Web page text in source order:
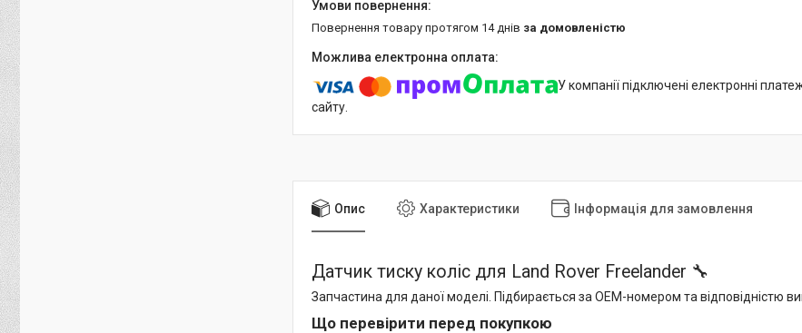
повернення товару протягом 14 днів за домовленістю
У компанії підключені електронні
сайту.
Опис Характеристики Інформація для замовлення
Датчик тиску коліс для Land Rover Freelander 🔧
Запчастина для даної моделі. Підбирається за OEM-номером та відповідністю
Що перевірити перед покупкою